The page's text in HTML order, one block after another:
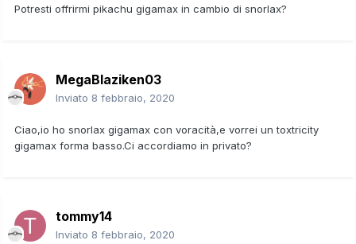
Potresti offrirmi pikachu gigamax in cambio di snorlax?
MegaBlaziken03
Inviato 8 febbraio, 2020
Ciao,io ho snorlax gigamax con voracità,e vorrei un toxtricity
gigamax forma basso.Ci accordiamo in privato?
tommy14
Inviato 8 febbraio, 2020